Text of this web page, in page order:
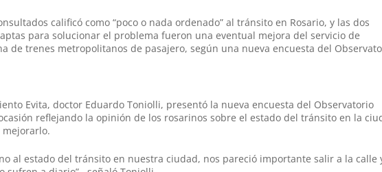
calificó como “poco o nada ordenado” al tránsito en Rosario, y las dos
para solucionar el problema fueron una eventual mejora del servicio de
de trenes metropolitanos de pasajero, según una nueva encuesta del
Evita, doctor Eduardo Toniolli, presentó la nueva encuesta del Observatorio
reflejando la opinión de los rosarinos sobre el estado del tránsito en la
mejorarlo.
al estado del tránsito en nuestra ciudad, nos pareció importante salir a la calle